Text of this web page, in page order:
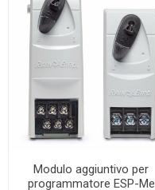
Modulo aggiuntivo per
programmatore ESP-Me